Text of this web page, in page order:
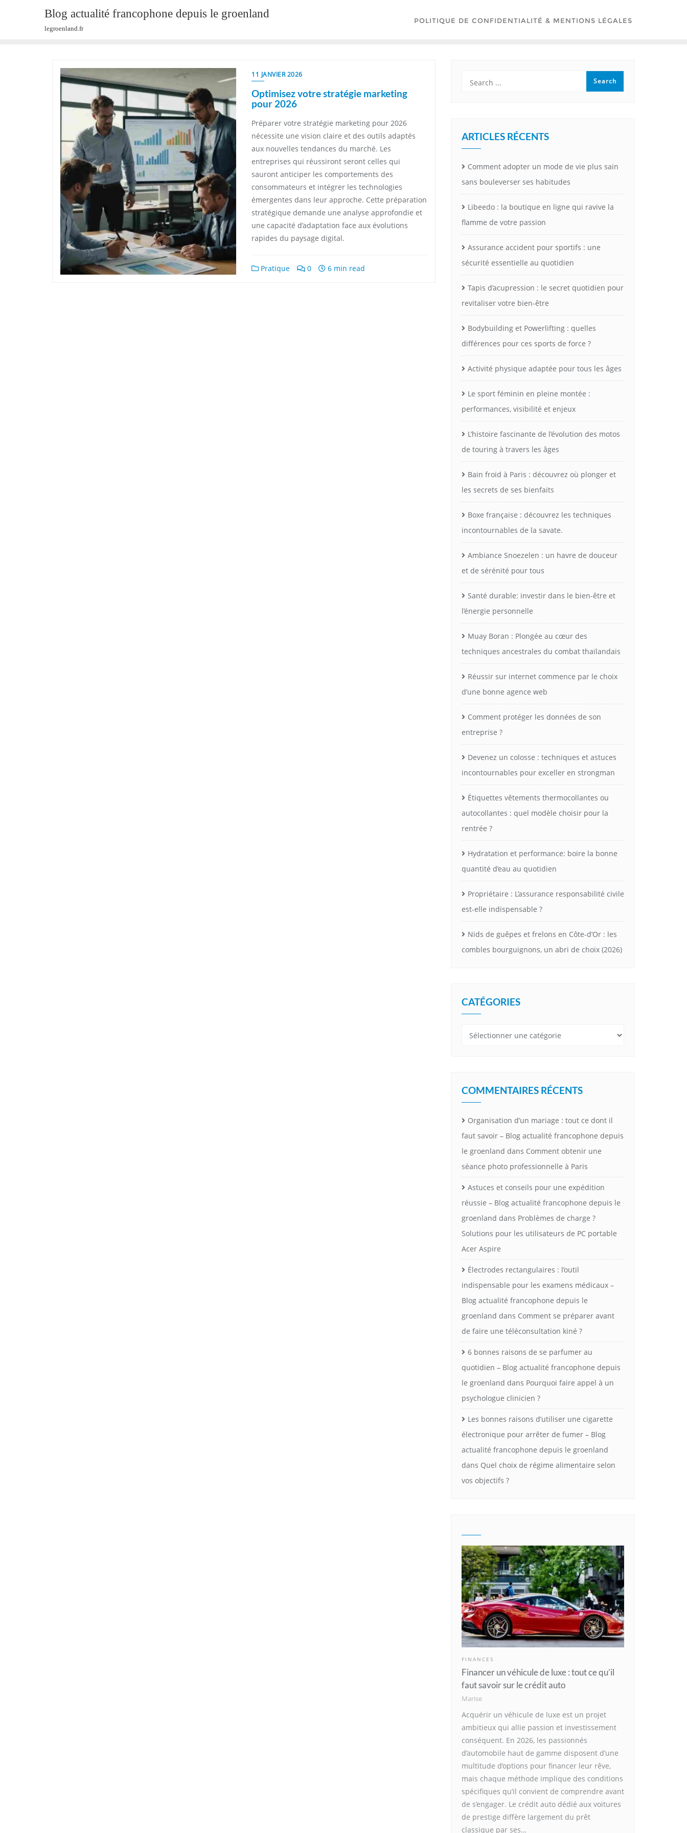
Blog actualité francophone depuis le groenland
legroenland.fr
POLITIQUE DE CONFIDENTIALITÉ & MENTIONS LÉGALES
11 JANVIER 2026
Optimisez votre stratégie marketing
pour 2026
Préparer votre stratégie marketing pour 2026
nécessite une vision claire et des outils adaptés
aux nouvelles tendances du marché. Les
entreprises qui réussiront seront celles qui
sauront anticiper les comportements des
consommateurs et intégrer les technologies
émergentes dans leur approche. Cette préparation
stratégique demande une analyse approfondie et
une capacité d’adaptation face aux évolutions
rapides du paysage digital.
Pratique 0 6 min read
ARTICLES RÉCENTS
Comment adopter un mode de vie plus sain
sans bouleverser ses habitudes
Libeedo : la boutique en ligne qui ravive la
flamme de votre passion
Assurance accident pour sportifs : une
sécurité essentielle au quotidien
Tapis d’acupression : le secret quotidien pour
revitaliser votre bien-être
Bodybuilding et Powerlifting : quelles
différences pour ces sports de force ?
Activité physique adaptée pour tous les âges
Le sport féminin en pleine montée :
performances, visibilité et enjeux
L’histoire fascinante de l’évolution des motos
de touring à travers les âges
Bain froid à Paris : découvrez où plonger et
les secrets de ses bienfaits
Boxe française : découvrez les techniques
incontournables de la savate.
Ambiance Snoezelen : un havre de douceur
et de sérénité pour tous
Santé durable: investir dans le bien-être et
l’énergie personnelle
Muay Boran : Plongée au cœur des
techniques ancestrales du combat thaïlandais
Réussir sur internet commence par le choix
d’une bonne agence web
Comment protéger les données de son
entreprise ?
Devenez un colosse : techniques et astuces
incontournables pour exceller en strongman
Étiquettes vêtements thermocollantes ou
autocollantes : quel modèle choisir pour la
rentrée ?
Hydratation et performance: boire la bonne
quantité d’eau au quotidien
Propriétaire : L’assurance responsabilité civile
est-elle indispensable ?
Nids de guêpes et frelons en Côte-d’Or : les
combles bourguignons, un abri de choix (2026)
CATÉGORIES
Catégories
COMMENTAIRES RÉCENTS
Organisation d’un mariage : tout ce dont il
faut savoir – Blog actualité francophone depuis
le groenland dans Comment obtenir une
séance photo professionnelle à Paris
Astuces et conseils pour une expédition
réussie – Blog actualité francophone depuis le
groenland dans Problèmes de charge ?
Solutions pour les utilisateurs de PC portable
Acer Aspire
Électrodes rectangulaires : l’outil
indispensable pour les examens médicaux –
Blog actualité francophone depuis le
groenland dans Comment se préparer avant
de faire une téléconsultation kiné ?
6 bonnes raisons de se parfumer au
quotidien – Blog actualité francophone depuis
le groenland dans Pourquoi faire appel à un
psychologue clinicien ?
Les bonnes raisons d’utiliser une cigarette
électronique pour arrêter de fumer – Blog
actualité francophone depuis le groenland
dans Quel choix de régime alimentaire selon
vos objectifs ?
FINANCES
Financer un véhicule de luxe : tout ce qu’il
faut savoir sur le crédit auto
Marise
Acquérir un véhicule de luxe est un projet
ambitieux qui allie passion et investissement
conséquent. En 2026, les passionnés
d’automobile haut de gamme disposent d’une
multitude d’options pour financer leur rêve,
mais chaque méthode implique des conditions
spécifiques qu’il convient de comprendre avant
de s’engager. Le crédit auto dédié aux voitures
de prestige diffère largement du prêt
classique par ses…